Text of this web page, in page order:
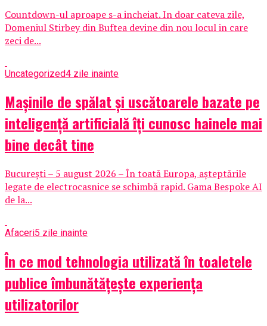
Countdown-ul aproape s-a incheiat. In doar cateva zile,
Domeniul Stirbey din Buftea devine din nou locul in care
zeci de...
Uncategorized4 zile inainte
Mașinile de spălat și uscătoarele bazate pe
inteligență artificială îți cunosc hainele mai
bine decât tine
București – 5 august 2026 – În toată Europa, așteptările
legate de electrocasnice se schimbă rapid. Gama Bespoke AI
de la...
Afaceri5 zile inainte
În ce mod tehnologia utilizată în toaletele
publice îmbunătățește experiența
utilizatorilor